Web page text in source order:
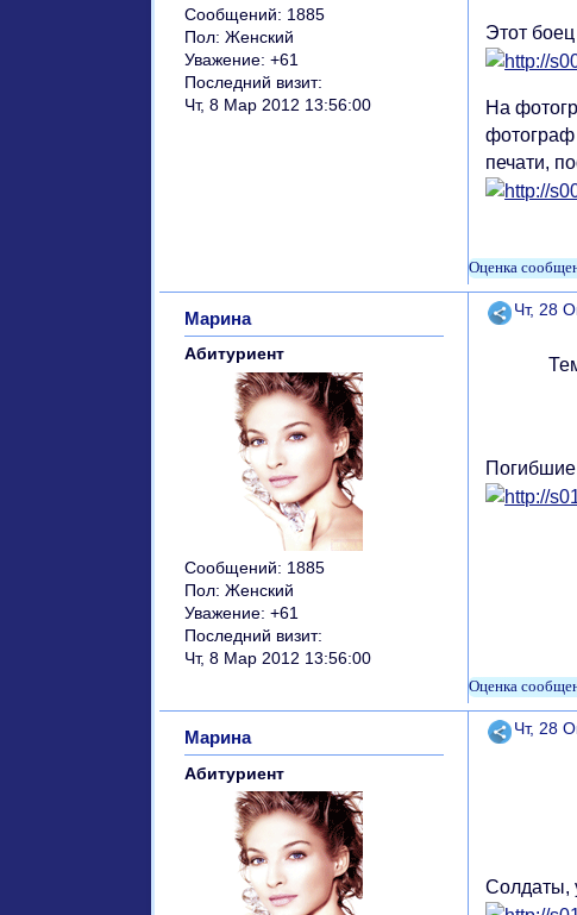
Сообщений: 1885
Пол: Женский
Уважение: +61
Последний визит:
Чт, 8 Мар 2012 13:56:00
Этот
На
фотограф
печати,
Чт, 28
Марина
Абитуриент
Сообщений: 1885
Пол: Женский
Уважение: +61
Последний визит:
Чт, 8 Мар 2012 13:56:00
Погибшие
Чт, 28
Марина
Абитуриент
Солдаты,